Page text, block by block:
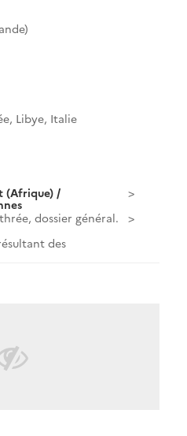
Libye, Italie
(Afrique) /
dossier général.
des